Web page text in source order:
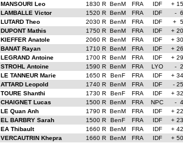
MANSOURI Leo 1830 R BenM FRA IDF
+
LAMBALLE Victor 1520 R BenM FRA IDF
-
LUTARD Theo 2030 R BenM FRA IDF
+
DUPONT Mathis 1750 R BenM FRA IDF
+
KIEFFER Anatole 2060 R BenM FRA IDF
+
BANAT Rayan 1710 R BenM FRA IDF
+
LEGRAND Antoine 1700 R BenM FRA IDF
+
STROHL Antoine 1590 R BenM FRA LYO
-
LE TANNEUR Marie 1650 R BenF FRA IDF
+
ATTARD Leopold 1740 R BenM FRA IDF
-
TOURE Shanthi 1730 R BenF FRA IDF
+
CHAIGNET Lucas 1500 R BenM FRA NPC
-
LE Quan Anh 1790 R BenM FRA IDF
+
EL BARBRY Sarah 1500 R BenF FRA IDF
+
EA Thibault 1660 R BenM FRA IDF
+
VERCAUTRIN Khepra 1660 R BenM FRA IDF
+